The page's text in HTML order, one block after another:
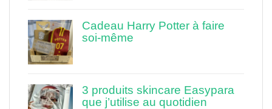
Cadeau Harry Potter à faire
soi-même
3 produits skincare Easypara
que j’utilise au quotidien